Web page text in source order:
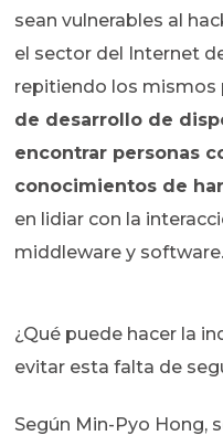
sean vulnerables al
el sector del Internet
repitiendo los mismos
de desarrollo de
encontrar personas
conocimientos de
en lidiar con la
middleware y software.
¿Qué puede hacer la
evitar esta falta de
Según Min-Pyo Hong,